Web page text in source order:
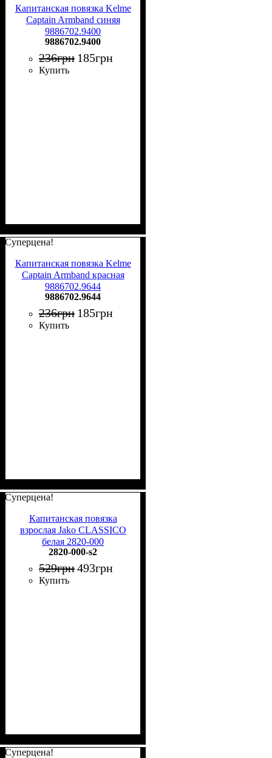
Капитанская повязка Kelme
Captain Armband синяя
9886702.9400
9886702.9400
236грн 185грн
Купить
Суперцена!
Капитанская повязка Kelme
Captain Armband красная
9886702.9644
9886702.9644
236грн 185грн
Купить
Суперцена!
Капитанская повязка
взрослая Jako CLASSICO
белая 2820-000
2820-000-s2
529грн493грн
Купить
Суперцена!